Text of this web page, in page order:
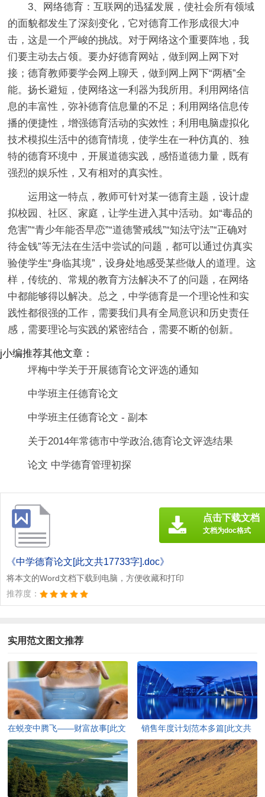
3、网络德育：互联网的迅猛发展，使社会所有领域
的面貌都发生了深刻变化，它对德育工作形成很大冲
击，这是一个严峻的挑战。对于网络这个重要阵地，我
们要主动去占领。要办好德育网站，做到网上网下对
接；德育教师要学会网上聊天，做到网上网下“两栖”全
能。扬长避短，使网络这一利器为我所用。利用网络信
息的丰富性，弥补德育信息量的不足；利用网络信息传
播的便捷性，增强德育活动的实效性；利用电脑虚拟化
技术模拟生活中的德育情境，使学生在一种仿真的、独
特的德育环境中，开展道德实践，感悟道德力量，既有
强烈的娱乐性，又有相对的真实性。
运用这一特点，教师可针对某一德育主题，设计虚
拟校园、社区、家庭，让学生进入其中活动。如“毒品的
危害”“青少年能否早恋”“道德警戒线”“知法守法”“正确对
待金钱”等无法在生活中尝试的问题，都可以通过仿真实
验使学生“身临其境”，设身处地感受某些做人的道理。这
样，传统的、常规的教育方法解决不了的问题，在网络
中都能够得以解决。总之，中学德育是一个理论性和实
践性都很强的工作，需要我们具有全局意识和历史责任
感，需要理论与实践的紧密结合，需要不断的创新。
j小编推荐其他文章：
坪梅中学关于开展德育论文评选的通知
中学班主任德育论文
中学班主任德育论文 - 副本
关于2014年常德市中学政治,德育论文评选结果
论文 中学德育管理初探
《中学德育论文[此文共17733字].doc》
将本文的Word文档下载到电脑，方便收藏和打印
推荐度：
点击下载文档
文档为doc格式
实用范文图文推荐
在蜕变中腾飞——财富故事[此文
共3202字]
销售年度计划范本多篇[此文共
8958字]